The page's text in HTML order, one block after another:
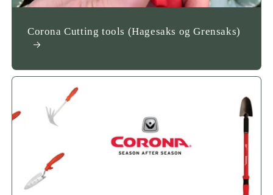
Corona Cutting tools (Hagesaks og Grensaks)